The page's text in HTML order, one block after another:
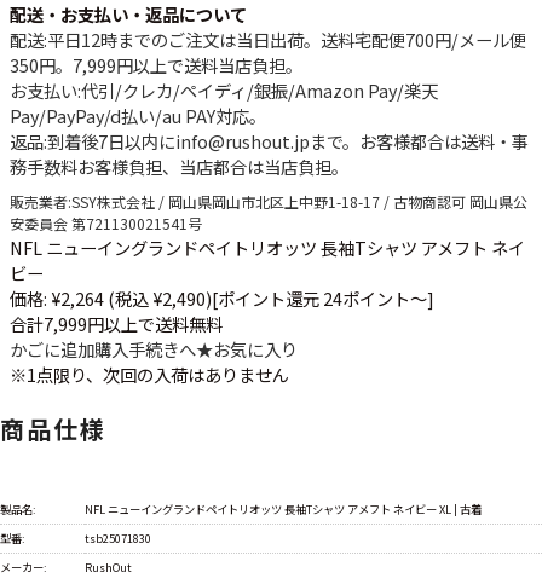
配送・お支払い・返品について
配送:平日12時までのご注文は当日出荷。送料宅配便700円/メール便
350円。 7,999円以上で送料当店負担。
お支払い:代引/クレカ/ペイディ/銀振/Amazon Pay/楽天
Pay/PayPay/d払い/au PAY対応。
返品:到着後7日以内にinfo@rushout.jpまで。お客様都合は送料・事
務手数料お客様負担、当店都合は当店負担。
販売業者:SSY株式会社 / 岡山県岡山市北区上中野1-18-17 / 古物商認可 岡山県公
安委員会 第721130021541号
NFL ニューイングランドペイトリオッツ 長袖Tシャツ アメフト ネイ
ビー
価格: ¥2,264 (税込 ¥2,490)[ポイント還元 24ポイント～]
合計7,999円以上で送料無料
かごに追加購入手続きへ★お気に入り
※1点限り、次回の入荷はありません
商品仕様
製品名:
NFL ニューイングランドペイトリオッツ 長袖Tシャツ アメフト ネイビー XL | 古着
型番:
tsb25071830
メーカー:
RushOut